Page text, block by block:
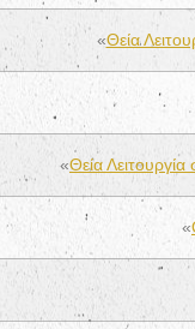
«Θεία
«Θεία
«